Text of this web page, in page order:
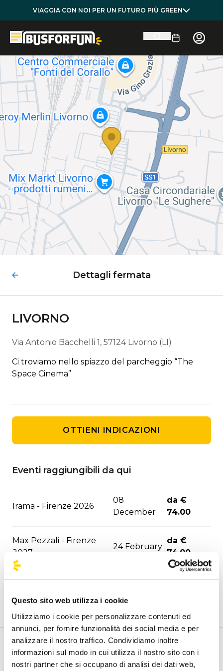
Questo sito web utilizza i cookie
Utilizziamo i cookie per personalizzare contenuti ed
annunci, per fornire funzionalità dei social media e per
analizzare il nostro traffico. Condividiamo inoltre
informazioni sul modo in cui utilizza il nostro sito con i
nostri partner che si occupano di analisi dei dati web,
VIAGGIA CON NOI PER UN FUTURO PIÙ GREEN
Dettagli fermata
LIVORNO
Via Antonio Bacchelli 1, 57124 Livorno (LI)
Ci troviamo nello spiazzo del parcheggio “The
Space Cinema”
OTTIENI INDICAZIONI
Eventi raggiungibili da qui
Irama - Firenze 2026
08
December
da €
74.00
Max Pezzali - Firenze
2027
24 February
da €
74.00
da €
Benvenuto nella pagina della fermate ufficiali di
BusForFun, per trovare rapidamente le fermate di tuo